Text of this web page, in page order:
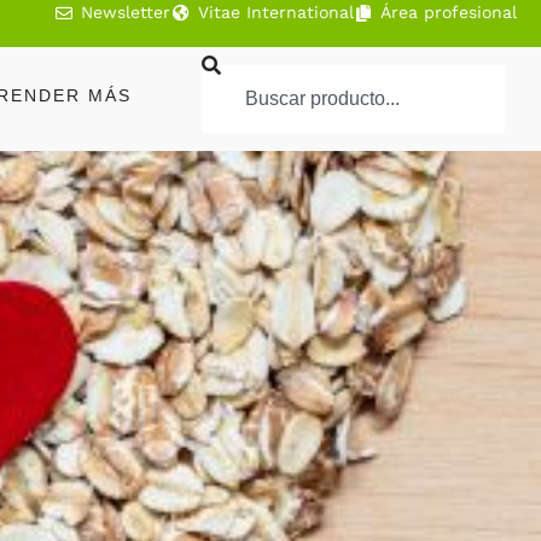
Newsletter Vitae International Área profesional
MÁS